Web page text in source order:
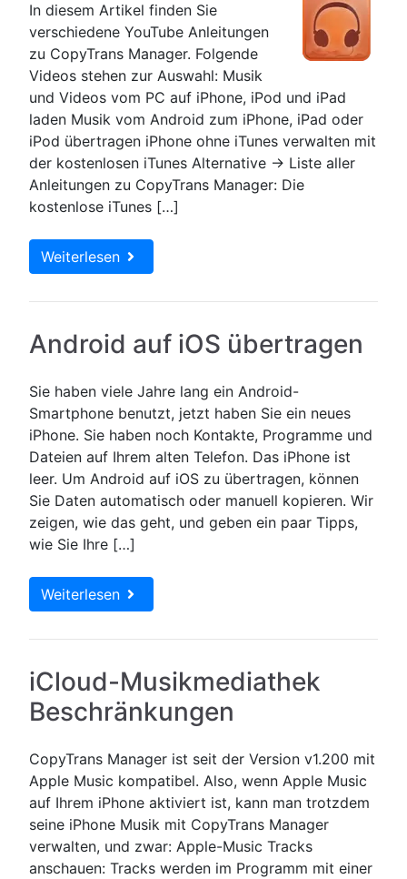
In diesem Artikel finden Sie
verschiedene YouTube Anleitungen
zu CopyTrans Manager. Folgende
Videos stehen zur Auswahl: Musik
und Videos vom PC auf iPhone, iPod und iPad
laden Musik vom Android zum iPhone, iPad oder
iPod übertragen iPhone ohne iTunes verwalten mit
der kostenlosen iTunes Alternative → Liste aller
Anleitungen zu CopyTrans Manager: Die
kostenlose iTunes […]
Weiterlesen
Android auf iOS übertragen
Sie haben viele Jahre lang ein Android-
Smartphone benutzt, jetzt haben Sie ein neues
iPhone. Sie haben noch Kontakte, Programme und
Dateien auf Ihrem alten Telefon. Das iPhone ist
leer. Um Android auf iOS zu übertragen, können
Sie Daten automatisch oder manuell kopieren. Wir
zeigen, wie das geht, und geben ein paar Tipps,
wie Sie Ihre […]
Weiterlesen
iCloud-Musikmediathek
Beschränkungen
CopyTrans Manager ist seit der Version v1.200 mit
Apple Music kompatibel. Also, wenn Apple Music
auf Ihrem iPhone aktiviert ist, kann man trotzdem
seine iPhone Musik mit CopyTrans Manager
verwalten, und zwar: Apple-Music Tracks
anschauen: Tracks werden im Programm mit einer